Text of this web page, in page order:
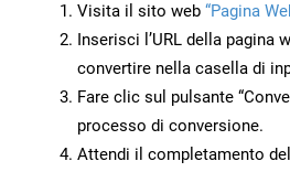
Visita il sito web “Pagina
Inserisci l’URL della pagina
convertire nella casella di
Fare clic sul pulsante
processo di conversione.
Attendi il completamento